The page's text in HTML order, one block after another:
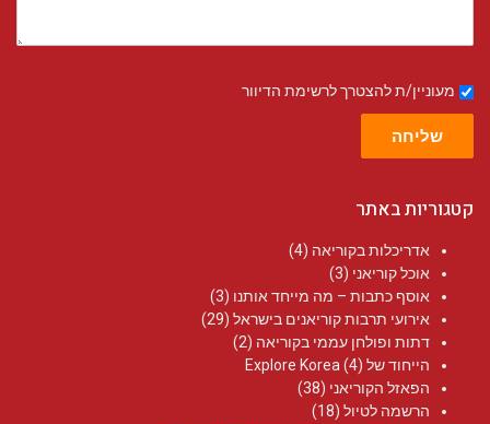
מעוניין/ת להצטרך לרשימת הדיוור
שליחה
קטגוריות באתר
אדריכלות בקוריאה (4)
אוכל קוריאני (3)
אוסף כתבות – מה מייחד אותנו (3)
אירועי תרבות קוריאנים בישראל (29)
דתות ופולחן עממי בקוריאה (2)
הייחוד של Explore Korea (4)
הפאזל הקוריאני (38)
הרשמה לטיול (18)